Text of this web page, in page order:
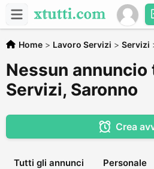
Home > Lavoro Servizi > Servizi
Nessun annuncio
Servizi, Saronno
Crea
Tutti gli annunci Personale